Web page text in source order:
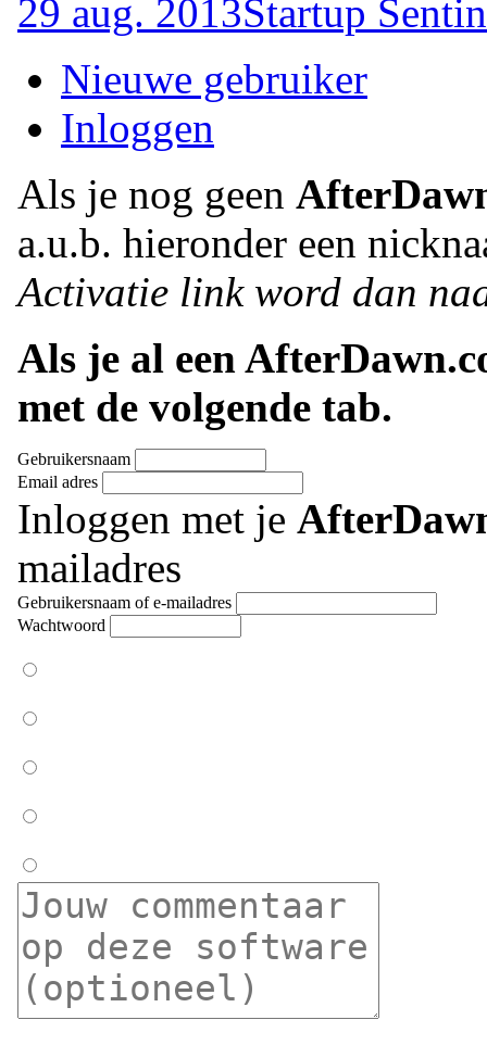
29 aug. 2013Startup
Nieuwe gebruiker
Inloggen
Als je nog geen
a.u.b. hieronder een
Activatie link word dan
Als je al een
met de volgende tab.
Gebruikersnaam
Email adres
Inloggen met je
mailadres
Gebruikersnaam of e-mailadres
Wachtwoord